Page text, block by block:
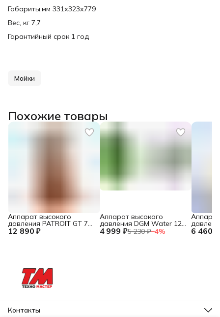
Габариты,мм 331х323х779
Вес, кг 7,7
Гарантийный срок 1 год
Мойки
Похожие товары
12 890 ₽
Аппарат высокого
давления PATROIT GT 750
(140 Бар шланг 7 м) 4 999 ₽5 230 ₽−4%
Аппарат высокого
давления DGM Water 125
(1,5 кВт, 125 Бар, 3 м) 6 460 ₽
140 (1,7
Контакты